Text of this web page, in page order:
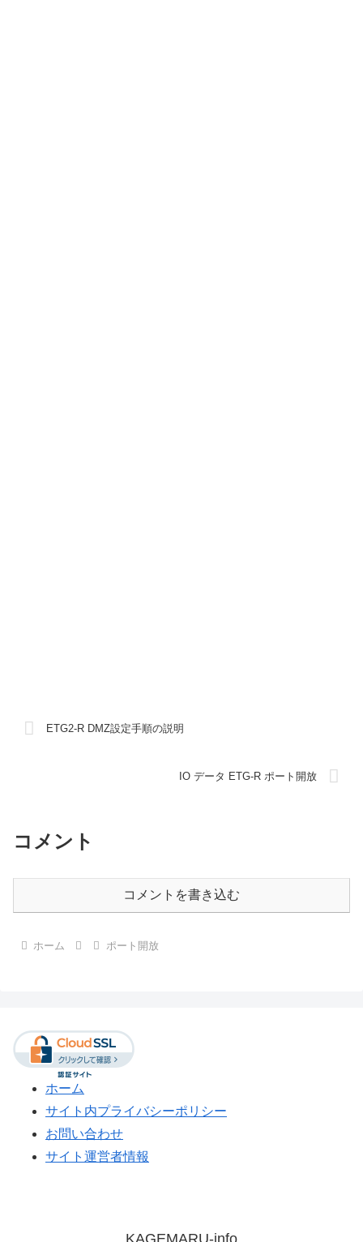
ETG2-R DMZ設定手順の説明
IO データ ETG-R ポート開放
コメント
コメントを書き込む
ホーム ポート開放
ホーム
サイト内プライバシーポリシー
お問い合わせ
サイト運営者情報